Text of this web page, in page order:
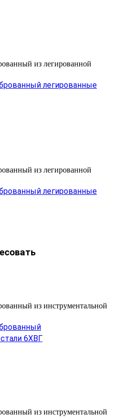
из легированной
легированные
из легированной
легированные
из инструментальной
6ХВГ
из инструментальной